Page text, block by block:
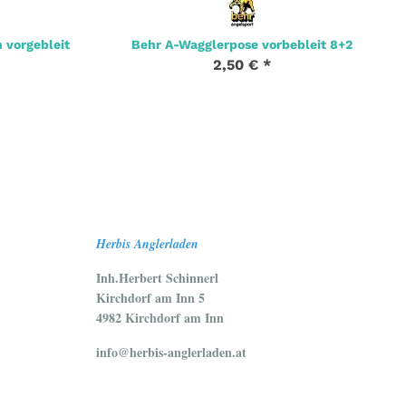
vorgebleit Behr A-Wagglerpose vorbebleit 8+2
2,50 € *
Herbis Anglerladen
Inh.Herbert Schinnerl
Kirchdorf am Inn 5
4982 Kirchdorf am Inn
info@herbis-anglerladen.at